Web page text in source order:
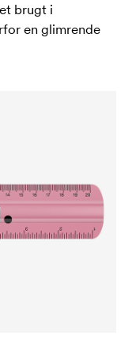
brugt i
en glimrende